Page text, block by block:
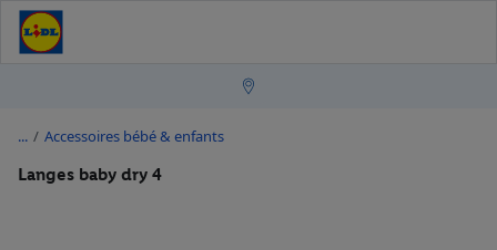
/ Accessoires bébé & enfants
Langes baby dry 4